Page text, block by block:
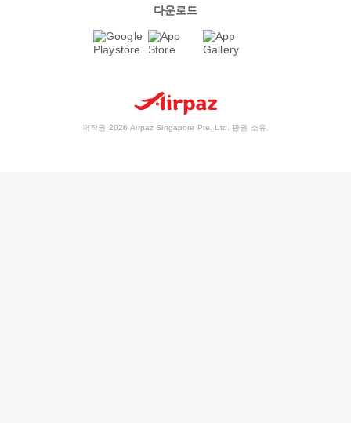
다운로드
저작권 2026 Airpaz Singapore Pte. Ltd. 판권 소유.